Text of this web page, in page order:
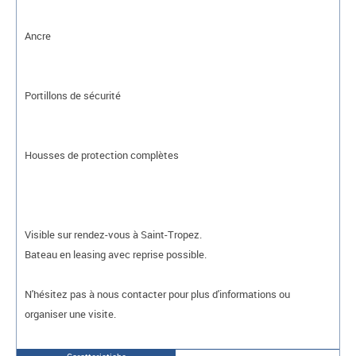
Ancre
Portillons de sécurité
Housses de protection complètes
Visible sur rendez-vous à Saint-Tropez.
Bateau en leasing avec reprise possible.
N'hésitez pas à nous contacter pour plus d'informations ou
organiser une visite.